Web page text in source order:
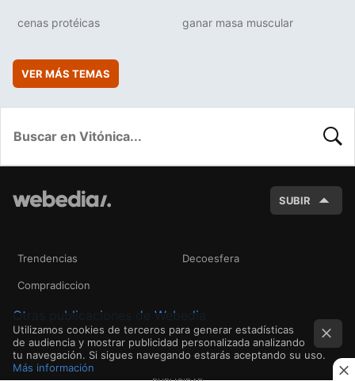
cenas protéicas ganar masa muscular
VER MÁS TEMAS
SUBIR
Trendencias Decoesfera
Compradiccion
Otras publicaciones de Webedia
Utilizamos cookies de terceros para generar estadísticas
de audiencia y mostrar publicidad personalizada analizando
tu navegación. Si sigues navegando estarás aceptando su uso.
Más información